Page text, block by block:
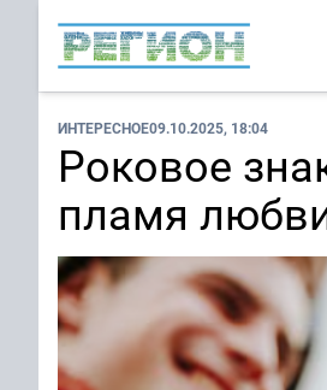
ИНТЕРЕСНОЕ09.10.2025, 18:04
Роковое
пламя